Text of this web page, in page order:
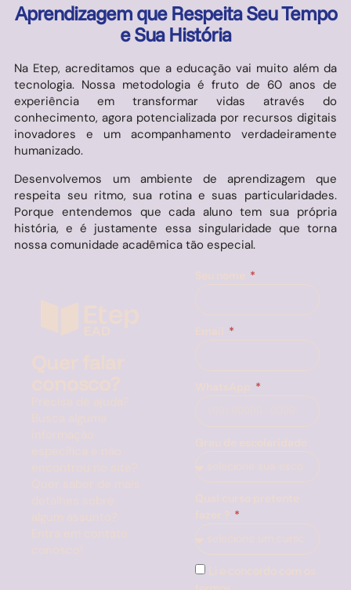
Aprendizagem que Respeita Seu Tempo
e Sua História
Na Etep, acreditamos que a educação vai muito além da
tecnologia. Nossa metodologia é fruto de 60 anos de
experiência em transformar vidas através do
conhecimento, agora potencializada por recursos digitais
inovadores e um acompanhamento verdadeiramente
humanizado.
Desenvolvemos um ambiente de aprendizagem que
respeita seu ritmo, sua rotina e suas particularidades.
Porque entendemos que cada aluno tem sua própria
história, e é justamente essa singularidade que torna
nossa comunidade acadêmica tão especial.